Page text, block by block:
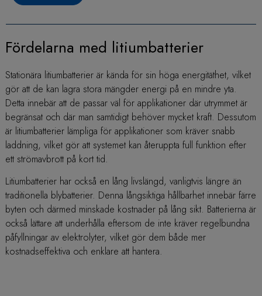
Fördelarna med litiumbatterier
Stationära litiumbatterier är kända för sin höga energitäthet, vilket
gör att de kan lagra stora mängder energi på en mindre yta.
Detta innebär att de passar väl för applikationer där utrymmet är
begränsat och där man samtidigt behöver mycket kraft. Dessutom
är litiumbatterier lämpliga för applikationer som kräver snabb
laddning, vilket gör att systemet kan återuppta full funktion efter
ett strömavbrott på kort tid.
Litiumbatterier har också en lång livslängd, vanligtvis längre än
traditionella blybatterier. Denna långsiktiga hållbarhet innebär färre
byten och därmed minskade kostnader på lång sikt. Batterierna är
också lättare att underhålla eftersom de inte kräver regelbundna
påfyllningar av elektrolyter, vilket gör dem både mer
kostnadseffektiva och enklare att hantera.